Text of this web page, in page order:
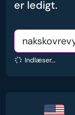
er ledigt.
Indlæser...